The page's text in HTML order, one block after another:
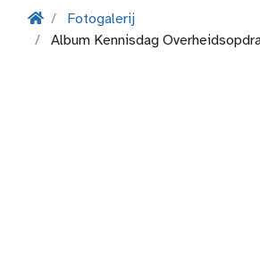
Fotogalerij
Album Kennisdag